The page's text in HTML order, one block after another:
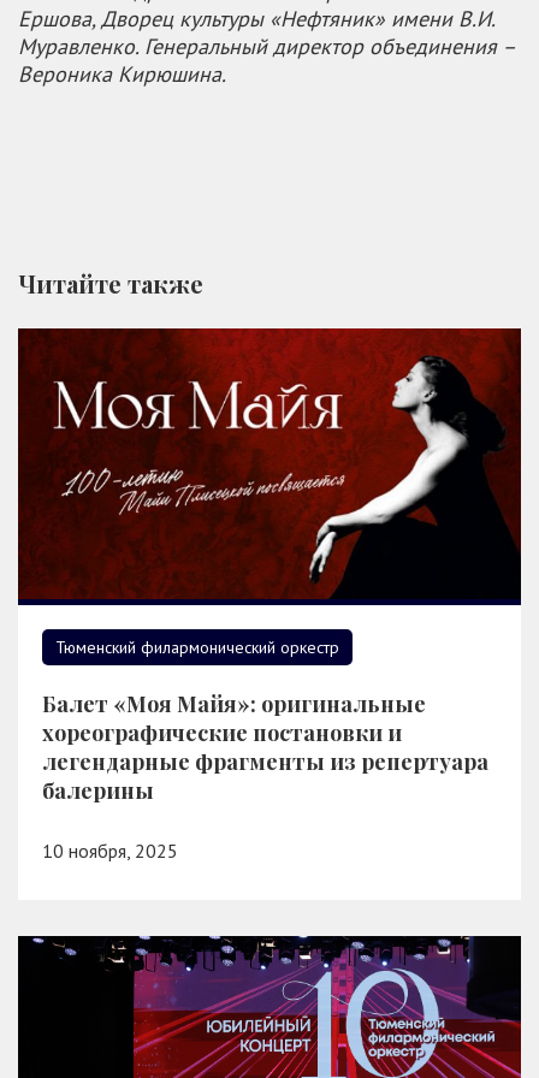
Ершова, Дворец культуры «Нефтяник» имени В.И.
Муравленко. Генеральный директор объединения –
Вероника Кирюшина.
Читайте также
Тюменский филармонический оркестр
Балет «Моя Майя»: оригинальные
хореографические постановки и
легендарные фрагменты из репертуара
балерины
10 ноября, 2025